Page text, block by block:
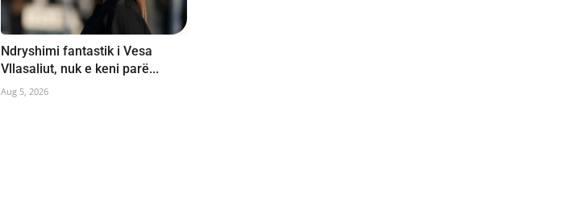
Ndryshimi fantastik i Vesa
Vllasaliut, nuk e keni parë...
Aug 5, 2026